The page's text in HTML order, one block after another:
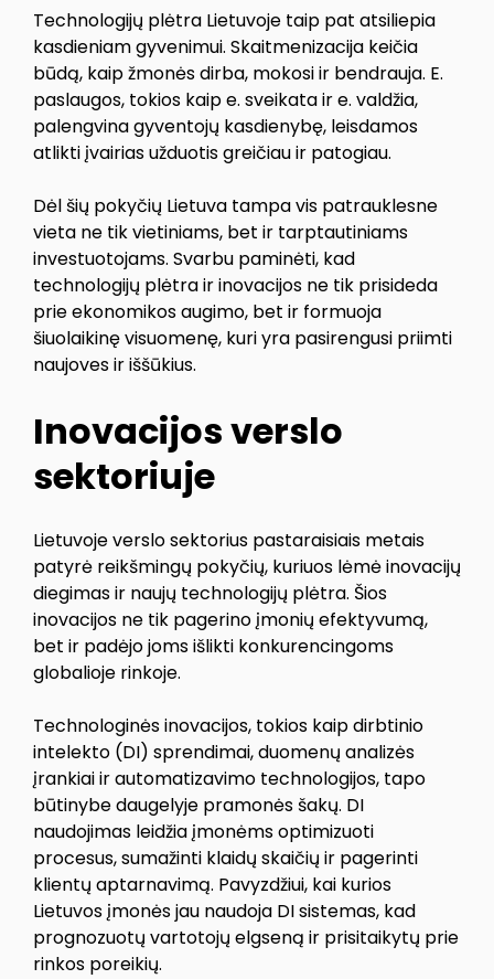
Technologijų plėtra Lietuvoje taip pat atsiliepia
kasdieniam gyvenimui. Skaitmenizacija keičia
būdą, kaip žmonės dirba, mokosi ir bendrauja. E.
paslaugos, tokios kaip e. sveikata ir e. valdžia,
palengvina gyventojų kasdienybę, leisdamos
atlikti įvairias užduotis greičiau ir patogiau.
Dėl šių pokyčių Lietuva tampa vis patrauklesne
vieta ne tik vietiniams, bet ir tarptautiniams
investuotojams. Svarbu paminėti, kad
technologijų plėtra ir inovacijos ne tik prisideda
prie ekonomikos augimo, bet ir formuoja
šiuolaikinę visuomenę, kuri yra pasirengusi priimti
naujoves ir iššūkius.
Inovacijos verslo
sektoriuje
Lietuvoje verslo sektorius pastaraisiais metais
patyrė reikšmingų pokyčių, kuriuos lėmė inovacijų
diegimas ir naujų technologijų plėtra. Šios
inovacijos ne tik pagerino įmonių efektyvumą,
bet ir padėjo joms išlikti konkurencingoms
globalioje rinkoje.
Technologinės inovacijos, tokios kaip dirbtinio
intelekto (DI) sprendimai, duomenų analizės
įrankiai ir automatizavimo technologijos, tapo
būtinybe daugelyje pramonės šakų. DI
naudojimas leidžia įmonėms optimizuoti
procesus, sumažinti klaidų skaičių ir pagerinti
klientų aptarnavimą. Pavyzdžiui, kai kurios
Lietuvos įmonės jau naudoja DI sistemas, kad
prognozuotų vartotojų elgseną ir prisitaikytų prie
rinkos poreikių.